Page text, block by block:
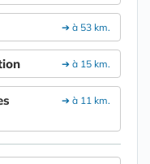
➔ à 53 km.
➔ à 15 km.
➔ à 11 km.